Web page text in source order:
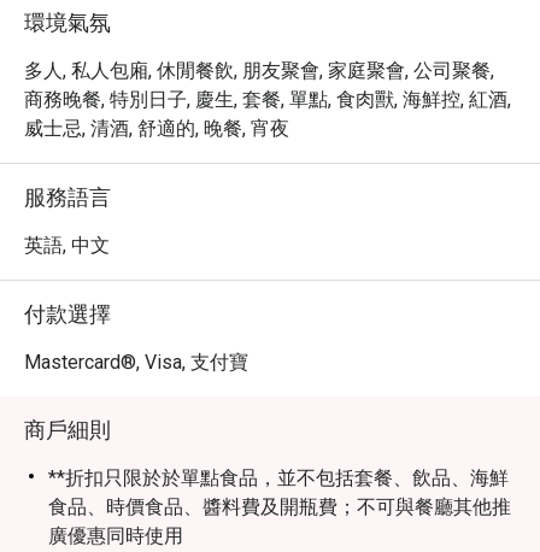
環境氣氛
多人, 私人包廂, 休閒餐飲, 朋友聚會, 家庭聚會, 公司聚餐,
商務晚餐, 特別日子, 慶生, 套餐, 單點, 食肉獸, 海鮮控, 紅酒,
威士忌, 清酒, 舒適的, 晚餐, 宵夜
服務語言
英語, 中文
付款選擇
Mastercard®, Visa, 支付寶
商戶細則
**折扣只限於於單點食品，並不包括套餐、飲品、海鮮
食品、時價食品、醬料費及開瓶費；不可與餐廳其他推
廣優惠同時使用